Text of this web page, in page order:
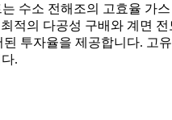
수소 전해조의 고효율
적의 다공성 구배와 계면
투자율을 제공합니다. 고
.